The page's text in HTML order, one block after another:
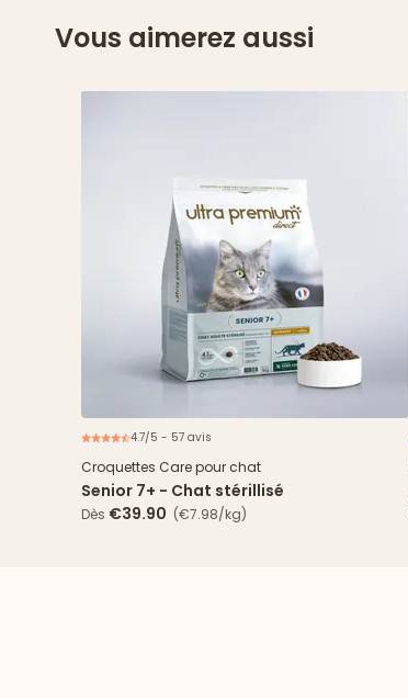
Vous aimerez aussi
4.7/5 - 57 avis
Croquettes Care pour chat
Senior 7+ - Chat stérillisé
Dès €39.90 (€7.98/kg)